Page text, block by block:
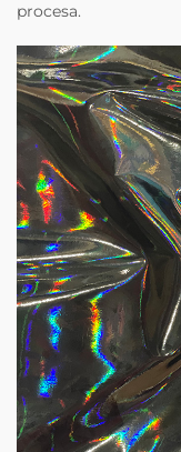
procesa.